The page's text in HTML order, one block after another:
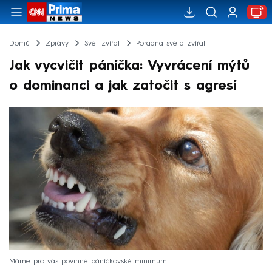
Domů Zprávy Svět zvířat Poradna světa zvířat
Jak vycvičit páníčka: Vyvrácení mýtů
o dominanci a jak zatočit s agresí
Máme pro vás povinné páníčkovské minimum!